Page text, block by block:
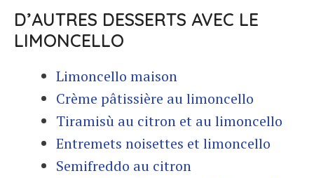
D’AUTRES DESSERTS AVEC LE
LIMONCELLO
Limoncello maison
Crème pâtissière au limoncello
Tiramisù au citron et au limoncello
Entremets noisettes et limoncello
Semifreddo au citron